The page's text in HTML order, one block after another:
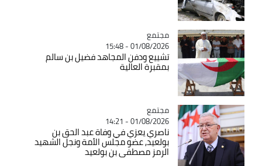
Catégorie
مجتمع
01/08/2026 - 15:48
تشييع ودفن المجاهد فضيل بن سالم
بمقبرة العالية
Catégorie
مجتمع
01/08/2026 - 14:21
ناصري يعزي في وفاة عبد الحق بن
بولعيد, عضو مجلس الأمة ونجل الشهيد
الرمز مصطفى بن بولعيد